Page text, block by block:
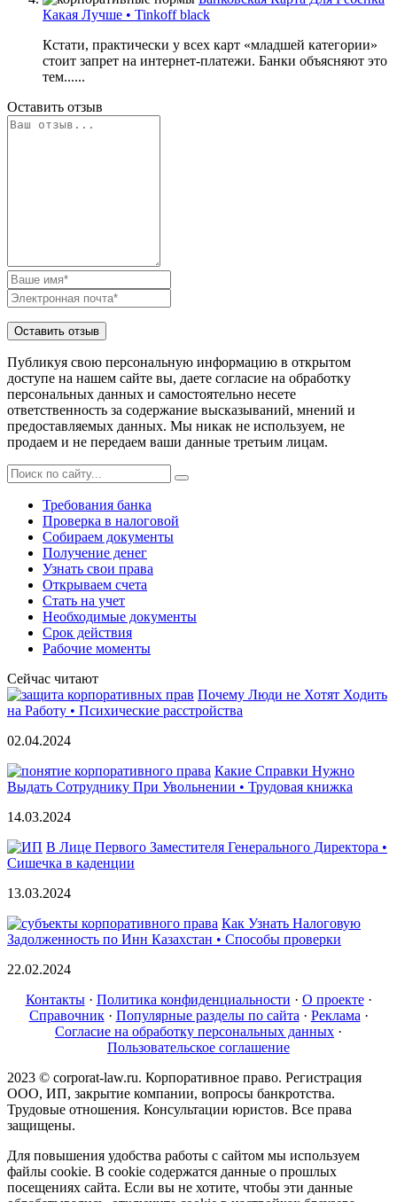
Какая Лучше • Tinkoff black
Кстати, практически у всех карт «младшей категории»
стоит запрет на интернет-платежи. Банки объясняют это
тем......
Оставить отзыв
Публикуя свою персональную информацию в открытом
доступе на нашем сайте вы, даете согласие на обработку
персональных данных и самостоятельно несете
ответственность за содержание высказываний, мнений и
предоставляемых данных. Мы никак не используем, не
продаем и не передаем ваши данные третьим лицам.
Требования банка
Проверка в налоговой
Собираем документы
Получение денег
Узнать свои права
Открываем счета
Стать на учет
Необходимые документы
Срок действия
Рабочие моменты
Сейчас читают
Почему Люди не Хотят Ходить
на Работу • Психические расстройства
02.04.2024
Какие Справки Нужно
Выдать Сотруднику При Увольнении • Трудовая книжка
14.03.2024
В Лице Первого Заместителя Генерального Директора •
Сишечка в каденции
13.03.2024
Как Узнать Налоговую
Задолженность по Инн Казахстан • Способы проверки
22.02.2024
Контакты· Политика конфиденциальности · О проекте·
Справочник· Популярные разделы по сайта · Реклама ·
Согласие на обработку персональных данных ·
Пользовательское соглашение
2023 © corporat-law.ru. Корпоративное право. Регистрация
ООО, ИП, закрытие компании, вопросы банкротства.
Трудовые отношения. Консультации юристов. Все права
защищены.
Для повышения удобства работы с сайтом мы используем
файлы cookie. В cookie содержатся данные о прошлых
посещениях сайта. Если вы не хотите, чтобы эти данные